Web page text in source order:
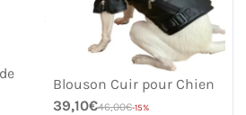
Blouson Cuir pour Chien
39,10€46,00€-15%